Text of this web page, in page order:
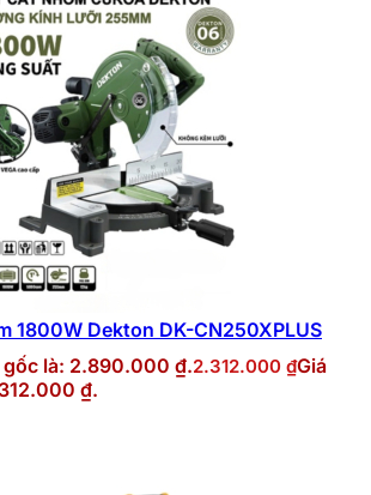
1800W Dekton DK-CN250XPLUS
gốc là: 2.890.000 ₫.2.312.000 ₫Giá
₫.